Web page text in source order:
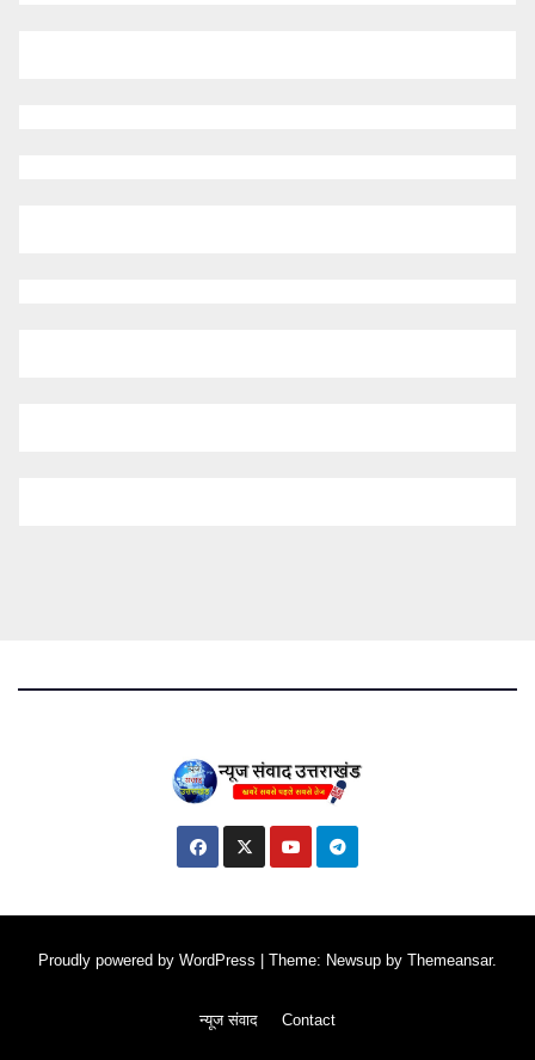
Proudly powered by WordPress Theme: Newsup by Themeansar.
न्यूज संवाद Contact